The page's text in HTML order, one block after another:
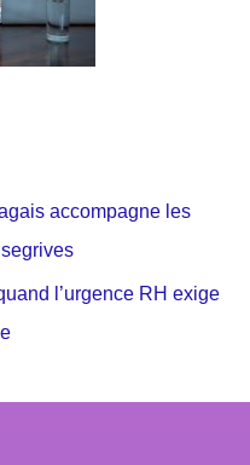
accompagne les
l’urgence RH exige